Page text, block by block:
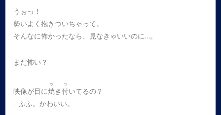
うぉっ！
勢いよく抱きついちゃって。
そんなに怖かったなら、見なきゃいいのに…。
まだ怖い？
映像が目に焼
や
き付
つ
いてるの？
…ふふ。かわいい。